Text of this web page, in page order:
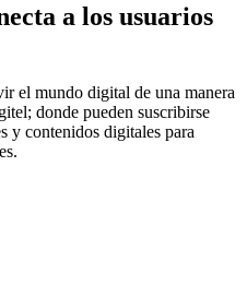
a los usuarios
el mundo digital de una manera
donde pueden suscribirse
y contenidos digitales para